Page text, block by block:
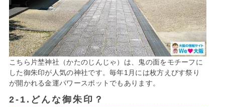
こちら片埜神社（かたのじんじゃ）は、鬼の面をモチーフに
した御朱印が人気の神社です。毎年1月には枚方えびす祭り
が開かれる金運パワースポットでもあります。
2-1.どんな御朱印？